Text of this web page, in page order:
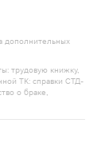
дополнительных
трудовую книжку,
ТК: справки СТД-
о браке,